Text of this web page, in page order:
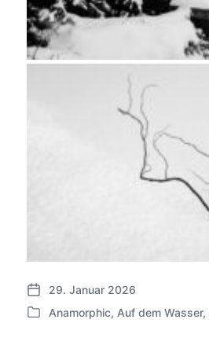
V
e
29. Januar 2026
V
Anamorphic, Auf dem Wasser,